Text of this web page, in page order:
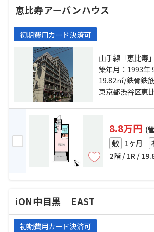
恵比寿アーバンハウス
初期費用カード決済可
山手線「恵比寿」駅
横線「代官山」駅 徒
線「広尾」駅 徒
築年月：1993年
19.82㎡/鉄骨鉄
東京都渋谷区恵
8.8万円 (
敷 1ヶ月
2階 / 1R /
iON中目黒 EAST
初期費用カード決済可